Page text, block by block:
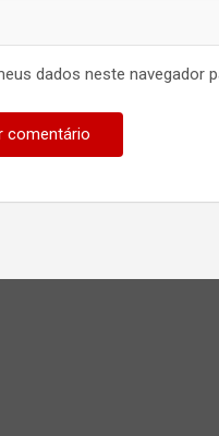
dados neste navegador